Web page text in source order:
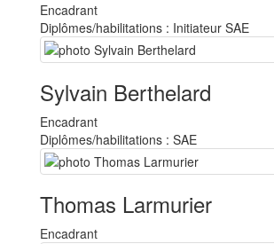
Encadrant
Diplômes/habilitations : Initiateur SAE
Sylvain Berthelard
Encadrant
Diplômes/habilitations : SAE
Thomas Larmurier
Encadrant